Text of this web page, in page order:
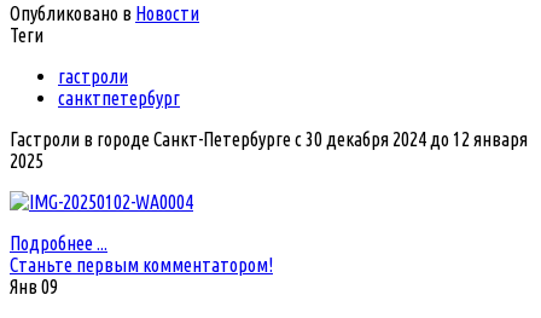
Опубликовано в Новости
Теги
гастроли
санктпетербург
Гастроли в городе Санкт-Петербурге с 30 декабря 2024 до 12 января
2025
Подробнее ...
Станьте первым комментатором!
Янв 09